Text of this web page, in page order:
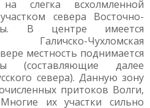
слегка всхолмленной
севера Восточно-
В центре имеется
Чухломская
местность поднимается
(составляющие далее
севера). Данную зону
притоков Волги,
их участки сильно